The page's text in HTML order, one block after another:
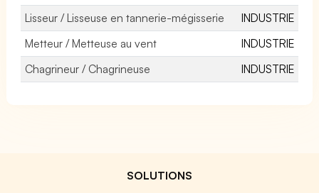
Lisseur / Lisseuse en tannerie-mégisserie
INDUSTRIE
Metteur / Metteuse au vent
INDUSTRIE
Chagrineur / Chagrineuse
INDUSTRIE
SOLUTIONS